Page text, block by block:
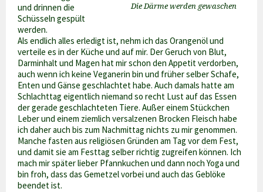
Die Därme werden gewaschen
und drinnen die
Schüsseln gespült
werden.
Als endlich alles erledigt ist, nehm ich das Orangenöl und
verteile es in der Küche und auf mir. Der Geruch von Blut,
Darminhalt und Magen hat mir schon den Appetit verdorben,
auch wenn ich keine Veganerin bin und früher selber Schafe,
Enten und Gänse geschlachtet habe. Auch damals hatte am
Schlachttag eigentlich niemand so recht Lust auf das Essen
der gerade geschlachteten Tiere. Außer einem Stückchen
Leber und einem ziemlich versalzenen Brocken Fleisch habe
ich daher auch bis zum Nachmittag nichts zu mir genommen.
Manche fasten aus religiösen Gründen am Tag vor dem Fest,
und damit sie am Festtag selber richtig zugreifen können. Ich
mach mir später lieber Pfannkuchen und dann noch Yoga und
bin froh, dass das Gemetzel vorbei und auch das Geblöke
beendet ist.